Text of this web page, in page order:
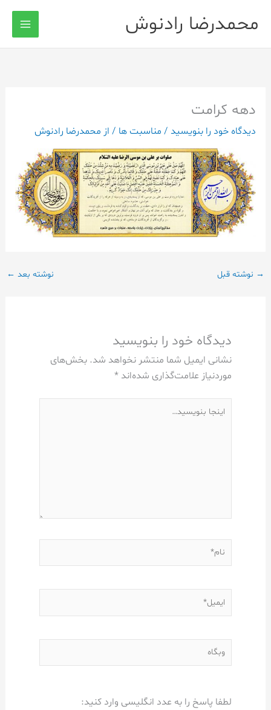
محمدرضا رادنوش
دهه کرامت
دیدگاه‌ خود را بنویسید / مناسبت ها / از محمدرضا رادنوش
→ نوشته قبل نوشته بعد ←
دیدگاه‌ خود را بنویسید
نشانی ایمیل شما منتشر نخواهد شد. بخش‌های
موردنیاز علامت‌گذاری شده‌اند *
اینجا
نام*
ایمیل*
وبگاه
لطفا پاسخ را به عدد انگلیسی وارد کنید: